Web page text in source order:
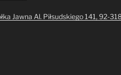
Jawna Al. Piłsudskiego 141, 92-